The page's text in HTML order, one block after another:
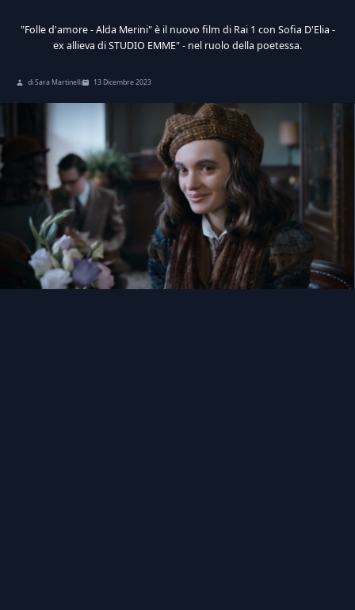
"Folle d'amore - Alda Merini" è il nuovo film di Rai 1 con Sofia D'Elia -
ex allieva di STUDIO EMME" - nel ruolo della poetessa.
di Sara Martinelli 13 Dicembre 2023